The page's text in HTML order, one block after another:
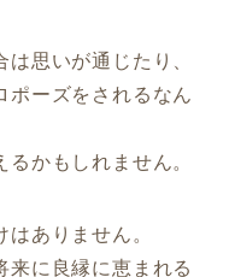
思いが通じたり、
ポーズをされるなん
かもしれません。
ありません。
来に良縁に恵まれる